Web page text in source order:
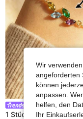
GEME
Wir
angeforderten
können
anpassen.
helfen, den
Ihr